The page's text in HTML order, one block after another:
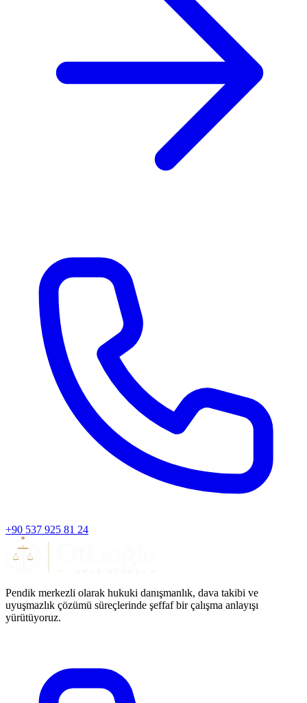
+90 537 925 81 24
Pendik merkezli olarak hukuki danışmanlık, dava takibi ve
uyuşmazlık çözümü süreçlerinde şeffaf bir çalışma anlayışı
yürütüyoruz.